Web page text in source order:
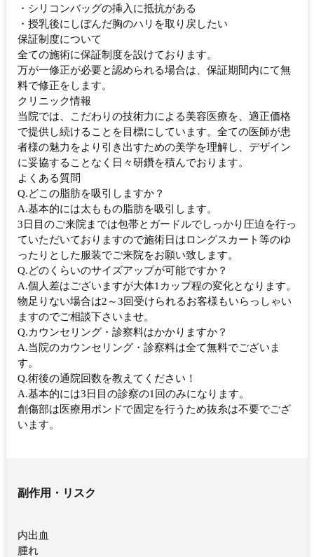
・シリコンバッグの挿入に抵抗がある
・授乳後にしぼんだ胸のハリを取り戻したい
保証制度について
全ての施術に保証制度を設けております。
万が一修正が必要と認められる場合は、保証期間内にて無
料で修正をします。
クリニック情報
当院では、こだわりの技術力による美容医療を、適正価格
で提供し続けることを目標にしています。全ての医師が患
者様の魅力をより引き出すための美学を理解し、デザイン
に妥協することなく日々研鑽を積んでおります。
よくある質問
Q.どこの脂肪を吸引しますか？
A.基本的には太ももの脂肪を吸引します。
3日目のご来院までは包帯とガードルでしっかり圧迫を行っ
ていただいておりますので施術日はロングスカート等のゆ
ったりとした服装でご来院をお願い致します。
Q.どのくらいのサイズアップが可能ですか？
A.個人差はございますが大体1カップ程の変化となります。
物足りない場合は2～3回受けられるお客様もいらっしゃい
ますのでご相談下さいませ。
Q.カウンセリング・診察料はかかりますか？
A.当院のカウンセリング・診察料は全て無料でございま
す。
Q.術後の通院回数を教えてください！
A.基本的には3日目の診察の1回のみになります。
創傷部は医療用ボンドで固定を行うため抜糸は不要でござ
います。
副作用・リスク
内出血
腫れ